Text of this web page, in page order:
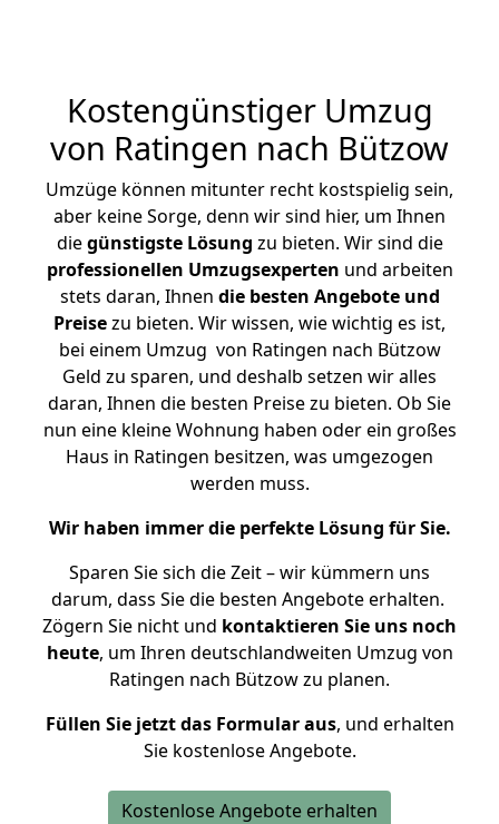
Kostengünstiger Umzug
von Ratingen nach Bützow
Umzüge können mitunter recht kostspielig sein,
aber keine Sorge, denn wir sind hier, um Ihnen
diegünstigste Lösung zu bieten. Wir sind die
professionellen Umzugsexperten und arbeiten
stets daran, Ihnen die besten Angebote und
Preisezu bieten. Wir wissen, wie wichtig es ist,
bei einem Umzug von Ratingen nach Bützow
Geld zu sparen, und deshalb setzen wir alles
daran, Ihnen die besten Preise zu bieten. Ob Sie
nun eine kleine Wohnung haben oder ein großes
Haus in Ratingen besitzen, was umgezogen
werden muss.
Wir haben immer die perfekte Lösung für Sie.
Sparen Sie sich die Zeit – wir kümmern uns
darum, dass Sie die besten Angebote erhalten.
Zögern Sie nicht und kontaktieren Sie uns noch
heute, um Ihren deutschlandweiten Umzug von
Ratingen nach Bützow zu planen.
Füllen Sie jetzt das Formular aus, und erhalten
Sie kostenlose Angebote.
Kostenlose Angebote erhalten